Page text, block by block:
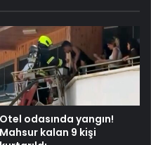
Otel odasında yangın!
Mahsur kalan 9 kişi